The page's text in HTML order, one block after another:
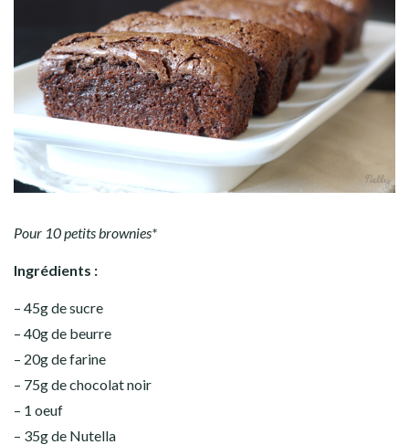
Pour 10 petits brownies*
Ingrédients :
– 45g de sucre
– 40g de beurre
– 20g de farine
– 75g de chocolat noir
– 1 oeuf
– 35g de Nutella